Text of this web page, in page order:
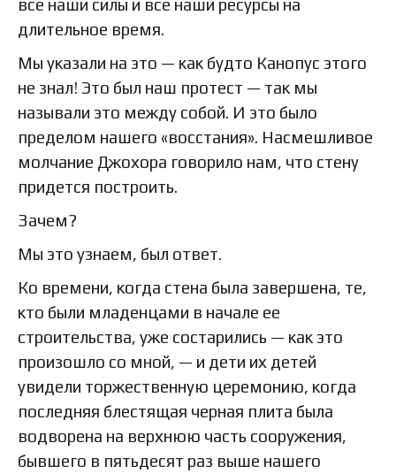
все наши силы и все наши ресурсы на
длительное время.
Мы указали на это — как будто Канопус этого
не знал! Это был наш протест — так мы
называли это между собой. И это было
пределом нашего «восстания». Насмешливое
молчание Джохора говорило нам, что стену
придется построить.
Зачем?
Мы это узнаем, был ответ.
Ко времени, когда стена была завершена, те,
кто были младенцами в начале ее
строительства, уже состарились — как это
произошло со мной, — и дети их детей
увидели торжественную церемонию, когда
последняя блестящая черная плита была
водворена на верхнюю часть сооружения,
бывшего в пятьдесят раз выше нашего